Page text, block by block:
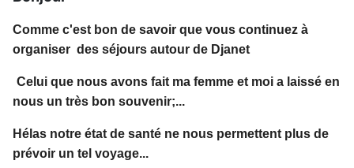
Comme c'est bon de savoir que vous continuez à
organiser des séjours autour de Djanet
Celui que nous avons fait ma femme et moi a laissé en
nous un très bon souvenir;...
Hélas notre état de santé ne nous permettent plus de
prévoir un tel voyage...